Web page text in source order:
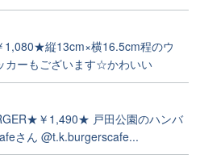
縦13cm×横16.5cm程のウ
カーもございます☆かわいい
￥1,490★ 戸田公園のハンバ
さん @t.k.burgerscafe...